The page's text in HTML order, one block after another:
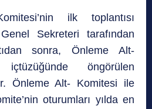
ilk toplantısı
Sekreteri tarafından
sonra, Önleme Alt-
öngörülen
Önleme Alt- Komitesi ile
oturumları yılda en